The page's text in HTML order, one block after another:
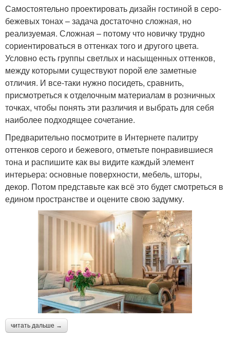
Самостоятельно проектировать дизайн гостиной в серо-
бежевых тонах – задача достаточно сложная, но
реализуемая. Сложная – потому что новичку трудно
сориентироваться в оттенках того и другого цвета.
Условно есть группы светлых и насыщенных оттенков,
между которыми существуют порой еле заметные
отличия. И все-таки нужно посидеть, сравнить,
присмотреться к отделочным материалам в розничных
точках, чтобы понять эти различия и выбрать для себя
наиболее подходящее сочетание.
Предварительно посмотрите в Интернете палитру
оттенков серого и бежевого, отметьте понравившиеся
тона и распишите как вы видите каждый элемент
интерьера: основные поверхности, мебель, шторы,
декор. Потом представьте как всё это будет смотреться в
едином пространстве и оцените свою задумку.
читать дальше →